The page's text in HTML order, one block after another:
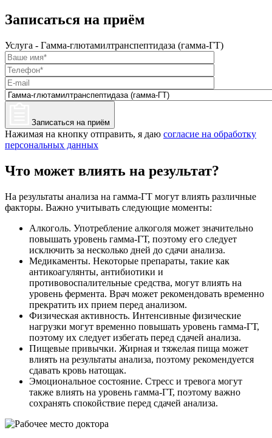
Записаться на приём
Услуга - Гамма-глютамилтранспептидаза (гамма-ГТ)
Записаться на приём
Нажимая на кнопку отправить, я даю согласие на обработку
персональных данных
Что может влиять на результат?
На результаты анализа на гамма-ГТ могут влиять различные
факторы. Важно учитывать следующие моменты:
Алкоголь. Употребление алкоголя может значительно
повышать уровень гамма-ГТ, поэтому его следует
исключить за несколько дней до сдачи анализа.
Медикаменты. Некоторые препараты, такие как
антикоагулянты, антибиотики и
противовоспалительные средства, могут влиять на
уровень фермента. Врач может рекомендовать временно
прекратить их прием перед анализом.
Физическая активность. Интенсивные физические
нагрузки могут временно повышать уровень гамма-ГТ,
поэтому их следует избегать перед сдачей анализа.
Пищевые привычки. Жирная и тяжелая пища может
влиять на результаты анализа, поэтому рекомендуется
сдавать кровь натощак.
Эмоциональное состояние. Стресс и тревога могут
также влиять на уровень гамма-ГТ, поэтому важно
сохранять спокойствие перед сдачей анализа.